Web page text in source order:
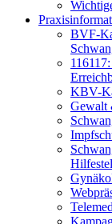
BVF-
KBV-
Gewalt